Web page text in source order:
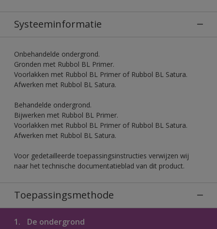
Systeeminformatie
Onbehandelde ondergrond.
Gronden met Rubbol BL Primer.
Voorlakken met Rubbol BL Primer of Rubbol BL Satura.
Afwerken met Rubbol BL Satura.
Behandelde ondergrond.
Bijwerken met Rubbol BL Primer.
Voorlakken met Rubbol BL Primer of Rubbol BL Satura.
Afwerken met Rubbol BL Satura.
Voor gedetailleerde toepassingsinstructies verwijzen wij
naar het technische documentatieblad van dit product.
Toepassingsmethode
1. De ondergrond